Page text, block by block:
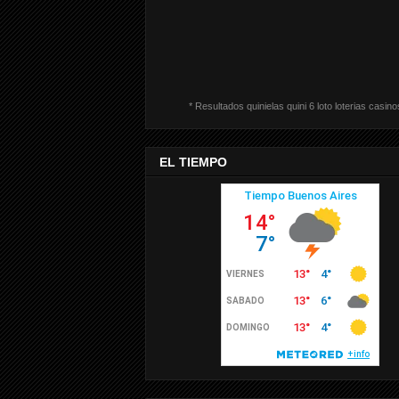
* Resultados quinielas quini 6 loto loterias
EL TIEMPO